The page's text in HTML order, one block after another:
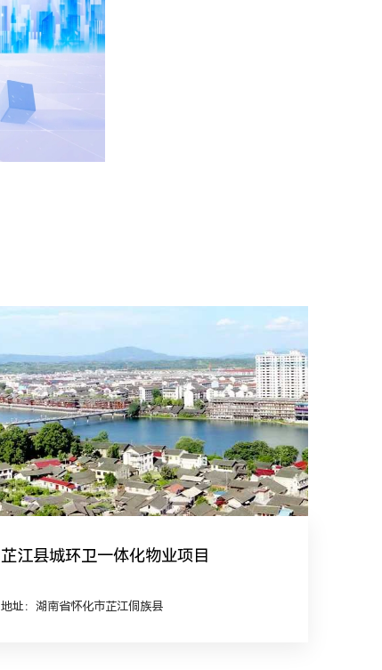
芷江县城环卫一体化物业项目
地址：湖南省怀化市芷江侗族县